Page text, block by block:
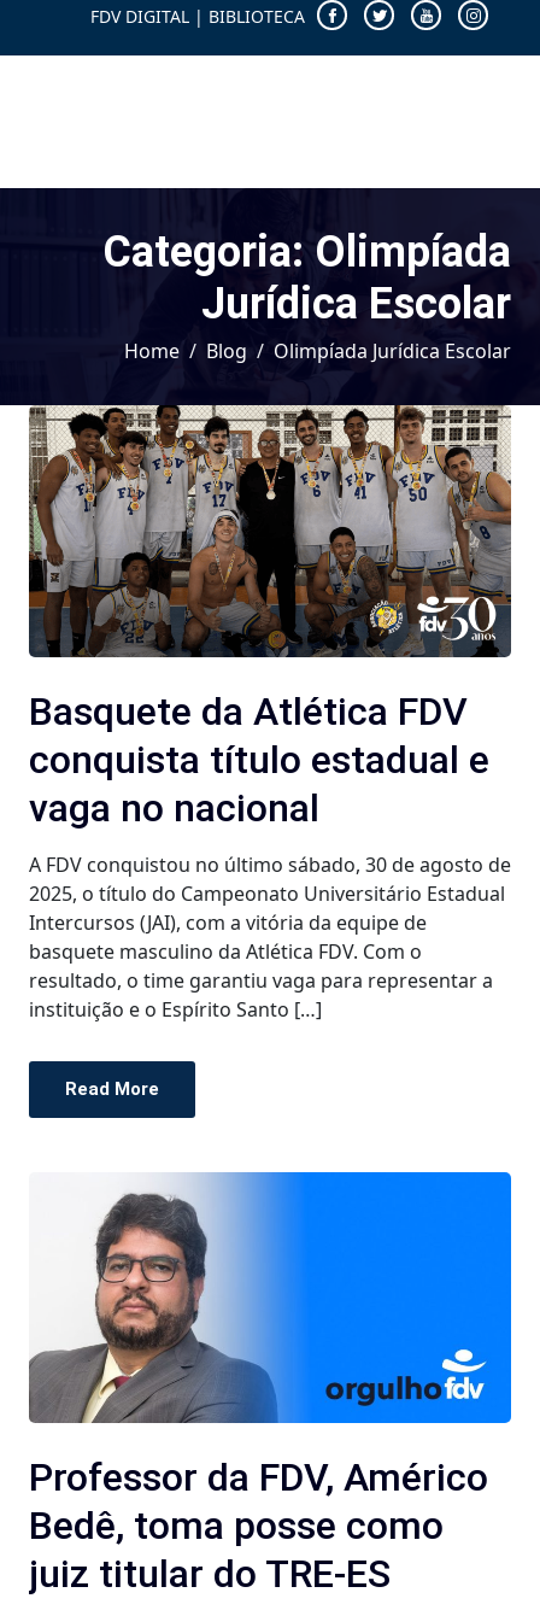
FDV DIGITAL | BIBLIOTECA
Categoria: Olimpíada
Jurídica Escolar
Home Blog Olimpíada Jurídica Escolar
Basquete da Atlética FDV
conquista título estadual e
vaga no nacional
A FDV conquistou no último sábado, 30 de agosto de
2025, o título do Campeonato Universitário Estadual
Intercursos (JAI), com a vitória da equipe de
basquete masculino da Atlética FDV. Com o
resultado, o time garantiu vaga para representar a
instituição e o Espírito Santo […]
Read More
Professor da FDV, Américo
Bedê, toma posse como
juiz titular do TRE-ES